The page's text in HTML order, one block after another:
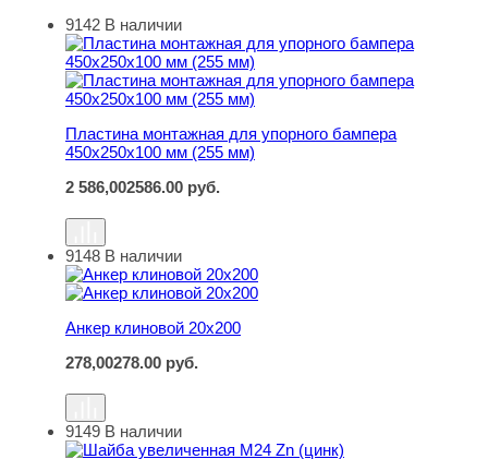
Пластина монтажная для упорного бампера
9142 В наличии
Пластина монтажная для упорного бампера
450х250х100 мм (255 мм)
2 586,002586.00 руб.
Анкер клиновой 20х200
9148 В наличии
Анкер клиновой 20х200
278,00278.00 руб.
Шайба увеличенная М24 Zn (цинк)
9149 В наличии